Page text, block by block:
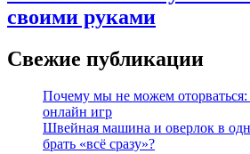
своими руками
Свежие публикации
Почему мы не можем
онлайн игр
Швейная машина и оверлок в
брать «всё сразу»?